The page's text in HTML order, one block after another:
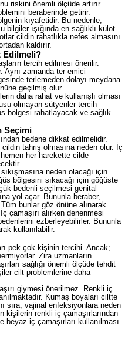
riskini önemli ölçüde artırır.
beraberinde getirir.
kıyafetidir. Bu nedenle;
bilgiler ışığında en sağlıklı külot
cildin rahatlıkla nefes almasını
kaldırır.
Edilmeli?
tercih edilmesi önerilir.
Aynı zamanda ter emici
terlemeden dolayı meydana
geçilmiş olur.
daha rahat ve kullanışlı olması
olmayan sütyenler tercih
bölgesi rahatlayacak ve sağlık
Seçimi
bedene dikkat edilmelidir.
tahriş olmasına neden olur. İç
her harekette cilde
neden olacağı için
bölgesini sıkacağı için göğüste
bedenli seçilmesi genital
yol açar. Bununla beraber,
bunlar göz önüne alınarak
çamaşırı alırken denenmesi
ezberleyebilirler. Bununla
kullanılabilir.
pek çok kişinin tercihi. Ancak;
Zira uzmanların
sağlığı önemli ölçüde tehdit
cilt problemlerine daha
giymesi önerilmez. Renkli iç
Kumaş boyaları ciltte
sıra; vajinal enfeksiyonlara neden
kişilerin renkli iç çamaşırlarından
beyaz iç çamaşırları kullanılması